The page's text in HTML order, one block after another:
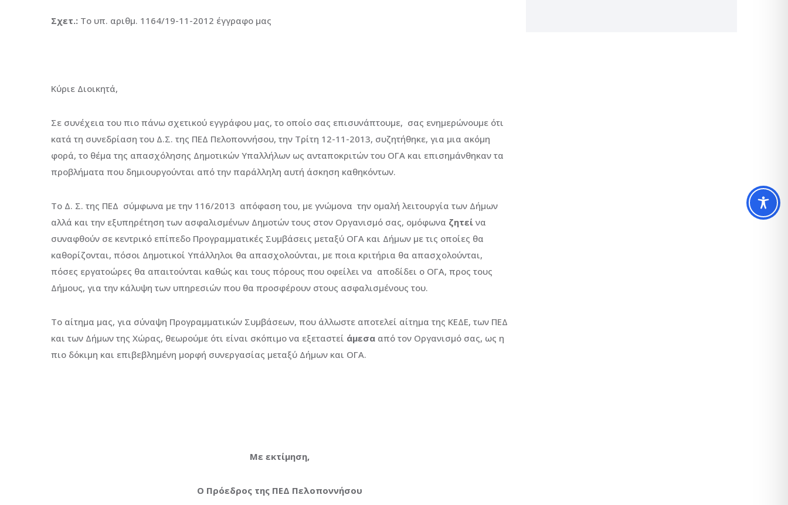
Σχετ.: Το υπ. αριθμ. 1164/19-11-2012 έγγραφο μας
Κύριε Διοικητά,
Σε συνέχεια του πιο πάνω σχετικού εγγράφου μας, το οποίο σας επισυνάπτουμε, σας ενημερώνουμε ότι
κατά τη συνεδρίαση του Δ.Σ. της ΠΕΔ Πελοποννήσου, την Τρίτη 12-11-2013, συζητήθηκε, για μια ακόμη
φορά, το θέμα της απασχόλησης Δημοτικών Υπαλλήλων ως ανταποκριτών του ΟΓΑ και επισημάνθηκαν τα
προβλήματα που δημιουργούνται από την παράλληλη αυτή άσκηση καθηκόντων.
Το Δ. Σ. της ΠΕΔ σύμφωνα με την 116/2013 απόφαση του, με γνώμονα την ομαλή λειτουργία των Δήμων
αλλά και την εξυπηρέτηση των ασφαλισμένων Δημοτών τους στον Οργανισμό σας, ομόφωνα ζητεί να
συναφθούν σε κεντρικό επίπεδο Προγραμματικές Συμβάσεις μεταξύ ΟΓΑ και Δήμων με τις οποίες θα
καθορίζονται, πόσοι Δημοτικοί Υπάλληλοι θα απασχολούνται, με ποια κριτήρια θα απασχολούνται,
πόσες εργατοώρες θα απαιτούνται καθώς και τους πόρους που οφείλει να αποδίδει ο ΟΓΑ, προς τους
Δήμους, για την κάλυψη των υπηρεσιών που θα προσφέρουν στους ασφαλισμένους του.
Το αίτημα μας, για σύναψη Προγραμματικών Συμβάσεων, που άλλωστε αποτελεί αίτημα της ΚΕΔΕ, των ΠΕΔ
και των Δήμων της Χώρας, θεωρούμε ότι είναι σκόπιμο να εξεταστεί άμεσα από τον Οργανισμό σας, ως η
πιο δόκιμη και επιβεβλημένη μορφή συνεργασίας μεταξύ Δήμων και ΟΓΑ.
Με εκτίμηση,
Ο Πρόεδρος της ΠΕΔ Πελοποννήσου